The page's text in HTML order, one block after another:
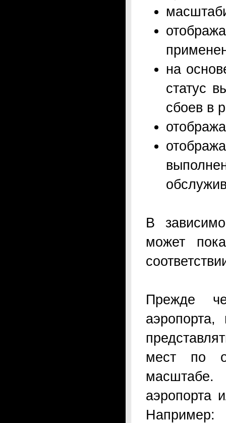
на
статус
сбоев в
В
может
Прежде
мест по
аэропорта
Например: